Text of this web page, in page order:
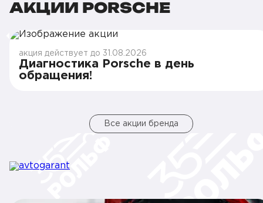
АКЦИИ PORSCHE
акция действует до 31.08.2026
Диагностика Porsche в день
обращения!
Все акции бренда